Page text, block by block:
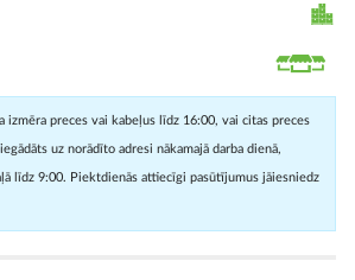
izmēra preces vai kabeļus līdz 16:00, vai citas preces
uz norādīto adresi nākamajā darba dienā,
līdz 9:00. Piektdienās attiecīgi pasūtījumus jāiesniedz